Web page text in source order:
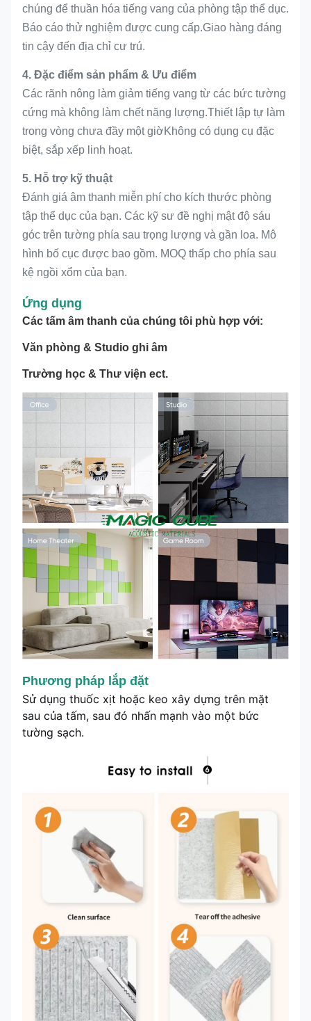
chúng để thuần hóa tiếng vang của phòng tập thể dục.
Báo cáo thử nghiệm được cung cấp.Giao hàng đáng
tin cậy đến địa chỉ cư trú.
4. Đặc điểm sản phẩm & Ưu điểm
Các rãnh nông làm giảm tiếng vang từ các bức tường
cứng mà không làm chết năng lượng.Thiết lập tự làm
trong vòng chưa đầy một giờKhông có dụng cụ đặc
biệt, sắp xếp linh hoạt.
5. Hỗ trợ kỹ thuật
Đánh giá âm thanh miễn phí cho kích thước phòng
tập thể dục của bạn. Các kỹ sư đề nghị mật độ sáu
góc trên tường phía sau trọng lượng và gần loa. Mô
hình bố cục được bao gồm. MOQ thấp cho phía sau
kệ ngồi xổm của bạn.
Ứng dụng
Các tấm âm thanh của chúng tôi phù hợp với:
Văn phòng & Studio ghi âm
Trường học & Thư viện ect.
Phương pháp lắp đặt
Sử dụng thuốc xịt hoặc keo xây dựng trên mặt
sau của tấm, sau đó nhấn mạnh vào một bức
tường sạch.